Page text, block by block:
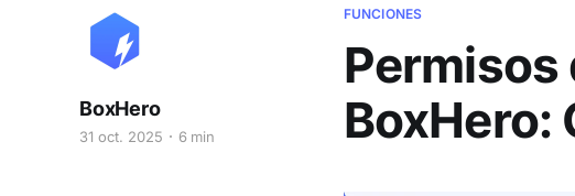
FUNCIONES
Permisos
BoxHero:
BoxHero
31 oct. 2025 6 min